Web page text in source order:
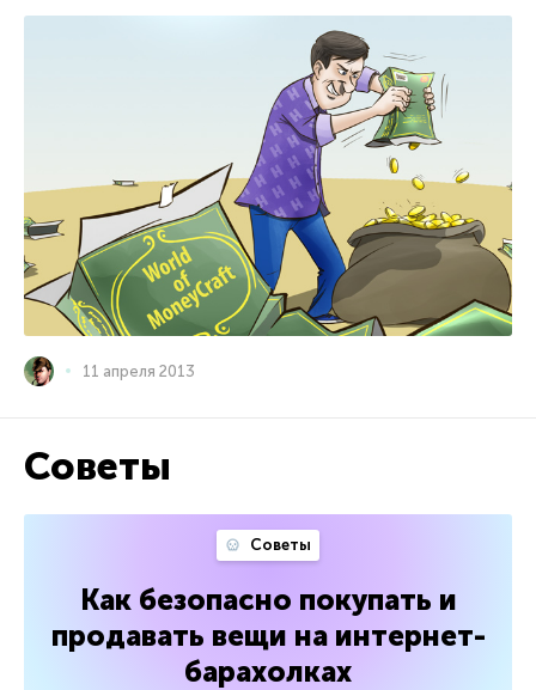
11 апреля 2013
Советы
Советы
Как безопасно покупать и
продавать вещи на интернет-
барахолках